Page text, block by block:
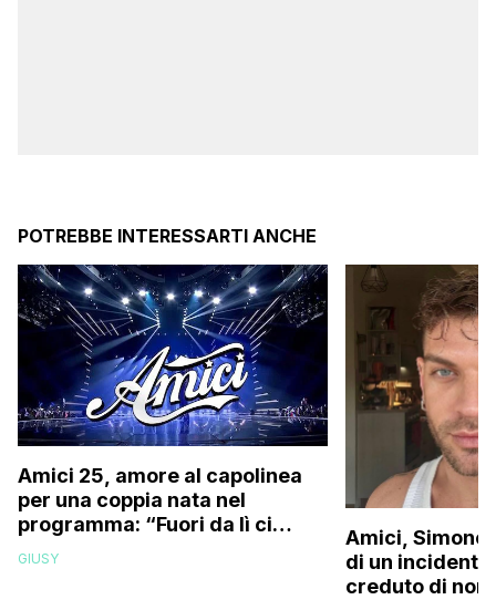
POTREBBE INTERESSARTI ANCHE
Amici 25, amore al capolinea
per una coppia nata nel
programma: “Fuori da lì ci
siamo resi conto che…”
GIUSY
Amici, Simone
di un incidente
creduto di